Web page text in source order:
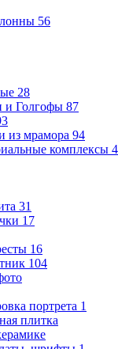
56
28
и Голгофы 87
из мрамора 94
комплексы
31
17
16
104
портрета 1
плитка